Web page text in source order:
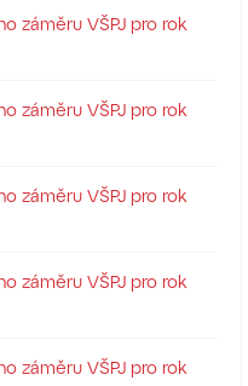
záměru VŠPJ pro rok
záměru VŠPJ pro rok
záměru VŠPJ pro rok
záměru VŠPJ pro rok
záměru VŠPJ pro rok